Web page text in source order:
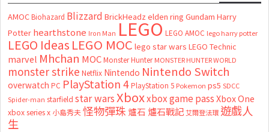
AMOC Biohazard Blizzard BrickHeadz elden ring Gundam Harry
Potter hearthstone Iron Man LEGO LEGO AMOC lego harry potter
LEGO Ideas LEGO MOC lego star wars LEGO Technic
marvel Mhchan MOC Monster Hunter MONSTER HUNTER WORLD
monster strike Netflix Nintendo Nintendo Switch
overwatch PC PlayStation 4 PlayStation 5 Pokemon ps5 SDCC
Spider-man starfield star warsXboxxbox game passXbox One
xbox series x 小島秀夫怪物彈珠 爐石 爐石戰記艾爾登法環 遊戲人
生